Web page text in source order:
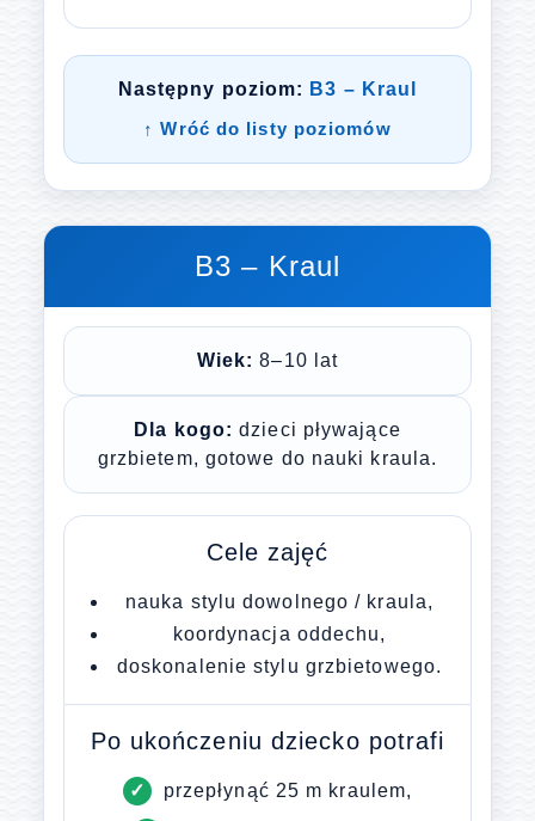
Następny poziom: B3 – Kraul
↑ Wróć do listy poziomów
B3 – Kraul
Wiek: 8–10 lat
Dla kogo: dzieci pływające
grzbietem, gotowe do nauki kraula.
Cele zajęć
nauka stylu dowolnego / kraula,
koordynacja oddechu,
doskonalenie stylu grzbietowego.
Po ukończeniu dziecko potrafi
przepłynąć 25 m kraulem,